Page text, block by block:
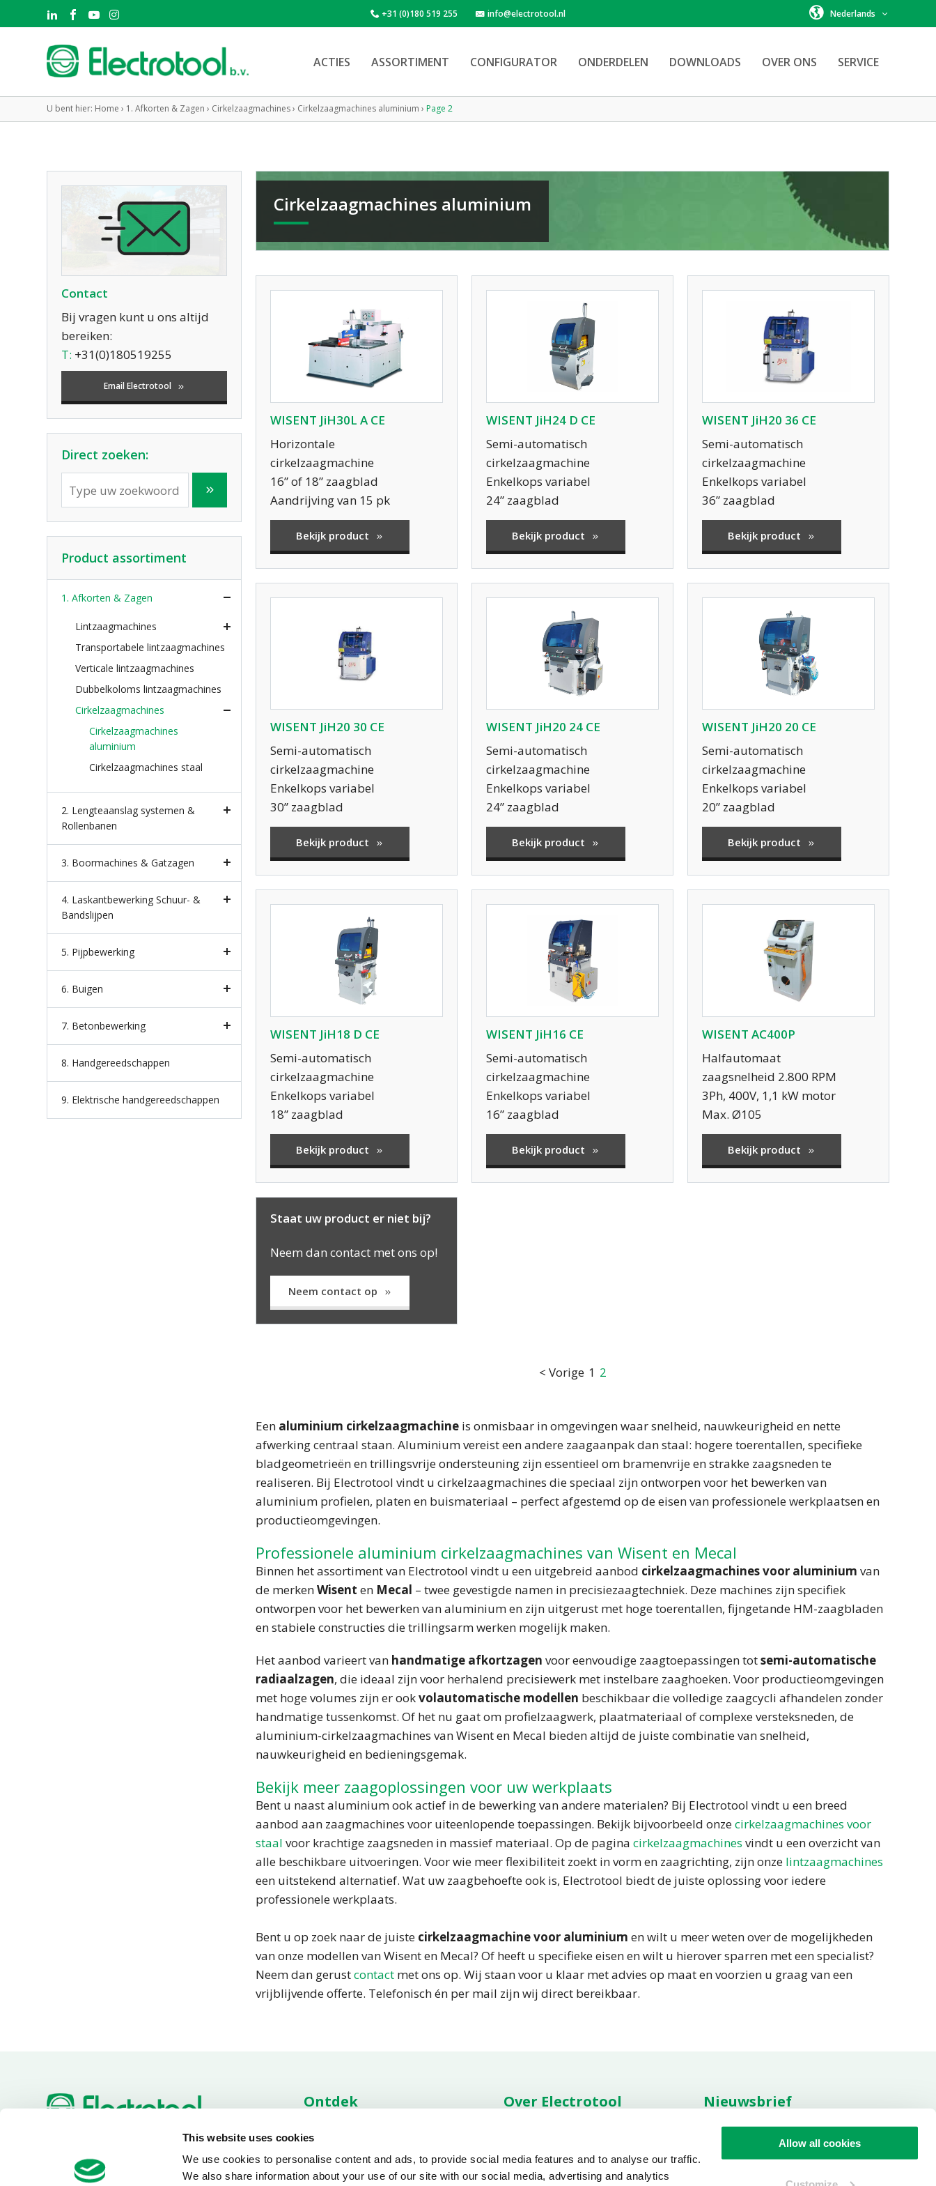
This website uses cookies
We use cookies to personalise content and ads, to provide social media features and to analyse our traffic.
We also share information about your use of our site with our social media, advertising and analytics
Allow all cookies
+31 (0)180 519 255 info@electrotool.nl Nederlands
ACTIES ASSORTIMENT CONFIGURATOR ONDERDELEN DOWNLOADS OVER ONS SERVICE
U bent hier: Home › 1. Afkorten & Zagen › Cirkelzaagmachines› Cirkelzaagmachines aluminium › Page 2
Cirkelzaagmachines aluminium
WISENT JiH30L A CE
Horizontale
cirkelzaagmachine
16” of 18” zaagblad
Aandrijving van 15 pk
Bekijk product
WISENT JiH24 D CE
Semi-automatisch
cirkelzaagmachine
Enkelkops variabel
24” zaagblad
Bekijk product
WISENT JiH20 36 CE
Semi-automatisch
cirkelzaagmachine
Enkelkops variabel
36” zaagblad
Bekijk product
WISENT JiH20 30 CE
Semi-automatisch
cirkelzaagmachine
Enkelkops variabel
30” zaagblad
Bekijk product
WISENT JiH20 24 CE
Semi-automatisch
cirkelzaagmachine
Enkelkops variabel
24” zaagblad
Bekijk product
WISENT JiH20 20 CE
Semi-automatisch
cirkelzaagmachine
Enkelkops variabel
20” zaagblad
Bekijk product
WISENT JiH18 D CE
Semi-automatisch
cirkelzaagmachine
Enkelkops variabel
18” zaagblad
Bekijk product
WISENT JiH16 CE
Semi-automatisch
cirkelzaagmachine
Enkelkops variabel
16” zaagblad
Bekijk product
WISENT AC400P
Halfautomaat
zaagsnelheid 2.800 RPM
3Ph, 400V, 1,1 kW motor
Max. Ø105
Bekijk product
Staat uw product er niet bij?
Neem dan contact met ons op!
Neem contact op
< Vorige 1 2
Een aluminium cirkelzaagmachine is onmisbaar in omgevingen waar snelheid, nauwkeurigheid en nette
afwerking centraal staan. Aluminium vereist een andere zaagaanpak dan staal: hogere toerentallen, specifieke
bladgeometrieën en trillingsvrije ondersteuning zijn essentieel om bramenvrije en strakke zaagsneden te
realiseren. Bij Electrotool vindt u cirkelzaagmachines die speciaal zijn ontworpen voor het bewerken van
aluminium profielen, platen en buismateriaal – perfect afgestemd op de eisen van professionele werkplaatsen en
productieomgevingen.
Professionele aluminium cirkelzaagmachines van Wisent en Mecal
Binnen het assortiment van Electrotool vindt u een uitgebreid aanbod cirkelzaagmachines voor aluminium van
de merkenWisent en Mecal – twee gevestigde namen in precisiezaagtechniek. Deze machines zijn specifiek
ontworpen voor het bewerken van aluminium en zijn uitgerust met hoge toerentallen, fijngetande HM-zaagbladen
en stabiele constructies die trillingsarm werken mogelijk maken.
Het aanbod varieert van handmatige afkortzagen voor eenvoudige zaagtoepassingen totsemi-automatische
radiaalzagen, die ideaal zijn voor herhalend precisiewerk met instelbare zaaghoeken. Voor productieomgevingen
met hoge volumes zijn er ookvolautomatische modellen beschikbaar die volledige zaagcycli afhandelen zonder
handmatige tussenkomst. Of het nu gaat om profielzaagwerk, plaatmateriaal of complexe versteksneden, de
aluminium-cirkelzaagmachines van Wisent en Mecal bieden altijd de juiste combinatie van snelheid,
nauwkeurigheid en bedieningsgemak.
Bekijk meer zaagoplossingen voor uw werkplaats
Bent u naast aluminium ook actief in de bewerking van andere materialen? Bij Electrotool vindt u een breed
aanbod aan zaagmachines voor uiteenlopende toepassingen. Bekijk bijvoorbeeld onzecirkelzaagmachines voor
staal voor krachtige zaagsneden in massief materiaal. Op de pagina cirkelzaagmachines vindt u een overzicht van
alle beschikbare uitvoeringen. Voor wie meer flexibiliteit zoekt in vorm en zaagrichting, zijn onze lintzaagmachines
een uitstekend alternatief. Wat uw zaagbehoefte ook is, Electrotool biedt de juiste oplossing voor iedere
professionele werkplaats.
Bent u op zoek naar de juiste cirkelzaagmachine voor aluminium en wilt u meer weten over de mogelijkheden
van onze modellen van Wisent en Mecal? Of heeft u specifieke eisen en wilt u hierover sparren met een specialist?
Neem dan gerustcontact met ons op. Wij staan voor u klaar met advies op maat en voorzien u graag van een
vrijblijvende offerte. Telefonisch én per mail zijn wij direct bereikbaar.
Contact
Bij vragen kunt u ons altijd
bereiken:
T: +31(0)180519255
Email Electrotool
Direct zoeken:
Product assortiment
1. Afkorten & Zagen
Lintzaagmachines
Transportabele lintzaagmachines
Verticale lintzaagmachines
Dubbelkoloms lintzaagmachines
Cirkelzaagmachines
Cirkelzaagmachines
aluminium
Cirkelzaagmachines staal
2. Lengteaanslag systemen &
Rollenbanen
3. Boormachines & Gatzagen
4. Laskantbewerking Schuur- &
Bandslijpen
5. Pijpbewerking
6. Buigen
7. Betonbewerking
8. Handgereedschappen
9. Elektrische handgereedschappen
info@electrotool.nl
2921 LN Krimpen aan den
IJssel
Ontdek
Onderdelen
Downloads
Over Electrotool
Condities
Voorwaarden
Nieuwsbrief